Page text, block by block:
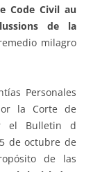
Code Civil au
de la
milagro
Personales
la Corte de
el Bulletin d
de octubre de
de las